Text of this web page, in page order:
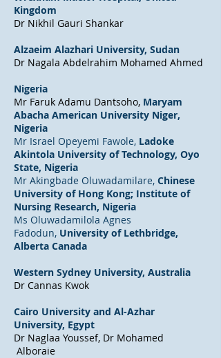
Kingdom
Dr Nikhil Gauri Shankar
Alzaeim Alazhari University, Sudan
Dr Nagala Abdelrahim Mohamed Ahmed
Nigeria
Mr Faruk Adamu Dantsoho​, Maryam
Abacha American University Niger,
Nigeria
Mr Israel Opeyemi Fawole​, Ladoke
Akintola University of Technology, Oyo
State, Nigeria
Mr Akingbade Oluwadamilare​, Chinese
University of Hong Kong; Institute of
Nursing Research, Nigeria
Ms Oluwadamilola​ Agnes
Fadodun, University of Lethbridge,
Alberta Canada
Western Sydney University, Australia
Dr Cannas Kwok
Cairo University and Al-Azhar
University, Egypt
Dr Naglaa Youssef, Dr Mohamed
Alboraie